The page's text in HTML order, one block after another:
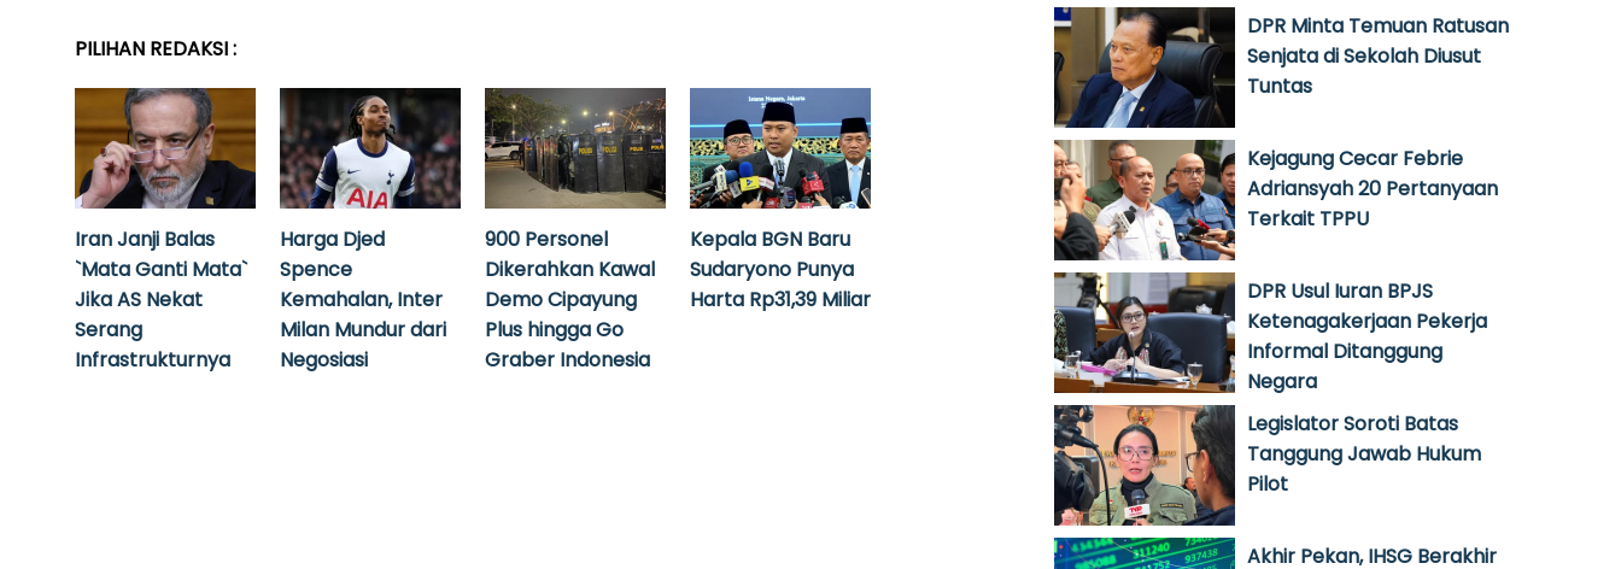
PILIHAN REDAKSI :
Iran Janji Balas
`Mata Ganti Mata`
Jika AS Nekat
Serang
Infrastrukturnya
Harga Djed
Spence
Kemahalan, Inter
Milan Mundur dari
Negosiasi
900 Personel
Dikerahkan Kawal
Demo Cipayung
Plus hingga Go
Graber Indonesia
Kepala BGN Baru
Sudaryono Punya
Harta Rp31,39 Miliar
DPR Minta Temuan Ratusan
Senjata di Sekolah Diusut
Tuntas
Kejagung Cecar Febrie
Adriansyah 20 Pertanyaan
Terkait TPPU
DPR Usul Iuran BPJS
Ketenagakerjaan Pekerja
Informal Ditanggung
Negara
Legislator Soroti Batas
Tanggung Jawab Hukum
Pilot
Akhir Pekan, IHSG Berakhir